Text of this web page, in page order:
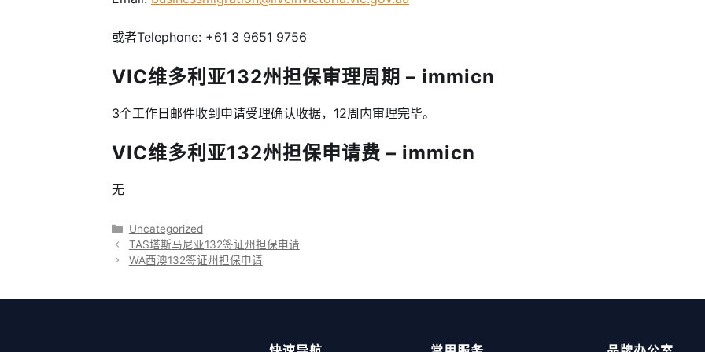
或者Telephone: +61 3 9651 9756
VIC维多利亚132州担保审理周期 – immicn
3个工作日邮件收到申请受理确认收据，12周内审理完毕。
VIC维多利亚132州担保申请费 – immicn
无
分
类
Uncategorized
TAS塔斯马尼亚132签证州担保申请
WA西澳132签证州担保申请